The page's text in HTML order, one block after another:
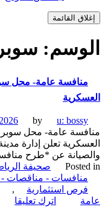
القائمة
سوبر
عامة- محل سوبر
07/2026 by
u:
عامة- محل سوبر
تعلن إدارة مدينة
عن *طرح منافسات
صحيفة الرياض
- مناقصات -
استثمارية
,
اترك تعليقاon